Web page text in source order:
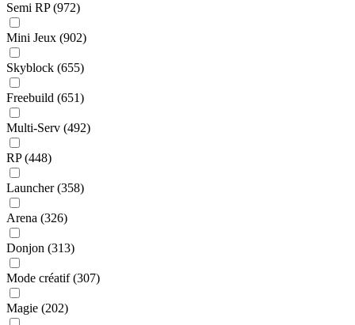
Semi RP(972)
Mini Jeux (902)
Skyblock (655)
Freebuild (651)
Multi-Serv (492)
RP(448)
Launcher(358)
Arena (326)
Donjon (313)
Mode créatif(307)
Magie (202)